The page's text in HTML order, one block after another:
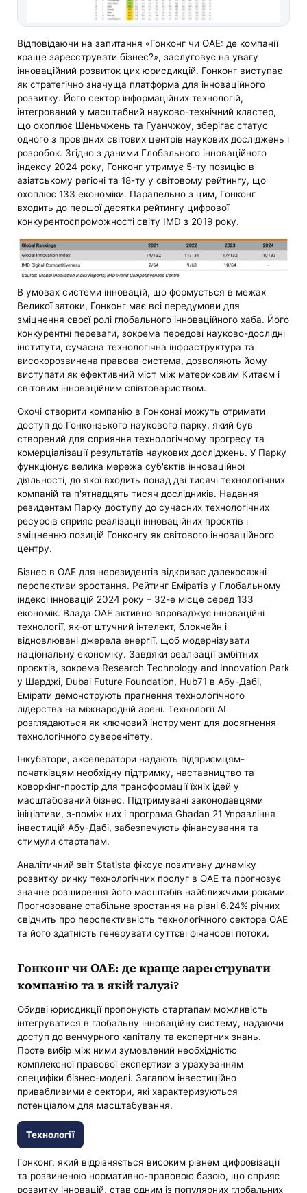
Відповідаючи на запитання «Гонконг чи ОАЕ: де компанії
краще зареєструвати бізнес?», заслуговує на увагу
інноваційний розвиток цих юрисдикцій. Гонконг виступає
як стратегічно значуща платформа для інноваційного
розвитку. Його сектор інформаційних технологій,
інтегрований у масштабний науково-технічний кластер,
що охоплює Шеньчжень та Гуанчжоу, зберігає статус
одного з провідних світових центрів наукових досліджень і
розробок. Згідно з даними Глобального інноваційного
індексу 2024 року, Гонконг утримує 5-ту позицію в
азіатському регіоні та 18-ту у світовому рейтингу, що
охоплює 133 економіки. Паралельно з цим, Гонконг
входить до першої десятки рейтингу цифрової
конкурентоспроможності світу IMD з 2019 року.
В умовах системи інновацій, що формується в межах
Великої затоки, Гонконг має всі передумови для
зміцнення своєї ролі глобального інноваційного хаба. Його
конкурентні переваги, зокрема передові науково-дослідні
інститути, сучасна технологічна інфраструктура та
високорозвинена правова система, дозволяють йому
виступати як ефективний міст між материковим Китаєм і
світовим інноваційним співтовариством.
Охочі створити компанію в Гонконзі можуть отримати
доступ до Гонконзького наукового парку, який був
створений для сприяння технологічному прогресу та
комерціалізації результатів наукових досліджень. У Парку
функціонує велика мережа суб'єктів інноваційної
діяльності, до якої входить понад дві тисячі технологічних
компаній та п'ятнадцять тисяч дослідників. Надання
резидентам Парку доступу до сучасних технологічних
ресурсів сприяє реалізації інноваційних проєктів і
зміцненню позицій Гонконгу як світового інноваційного
центру.
Бізнес в ОАЕ для нерезидентів відкриває далекосяжні
перспективи зростання. Рейтинг Еміратів у Глобальному
індексі інновацій 2024 року – 32-е місце серед 133
економік. Влада ОАЕ активно впроваджує інноваційні
технології, як-от штучний інтелект, блокчейн і
відновлювані джерела енергії, щоб модернізувати
національну економіку. Завдяки реалізації амбітних
проєктів, зокрема Research Technology and Innovation Park
у Шарджі, Dubai Future Foundation, Hub71 в Абу-Дабі,
Емірати демонструють прагнення технологічного
лідерства на міжнародній арені. Технології AI
розглядаються як ключовий інструмент для досягнення
технологічного суверенітету.
Інкубатори, акселератори надають підприємцям-
початківцям необхідну підтримку, наставництво та
коворкінг-простір для трансформації їхніх ідей у ​​
масштабований бізнес. Підтримувані законодавцями
ініціативи, з-поміж них і програма Ghadan 21 Управління
інвестицій Абу-Дабі, забезпечують фінансування та
стимули стартапам.
Аналітичний звіт Statista фіксує позитивну динаміку
розвитку ринку технологічних послуг в ОАЕ та прогнозує
значне розширення його масштабів найближчими роками.
Прогнозоване стабільне зростання на рівні 6.24% річних
свідчить про перспективність технологічного сектора ОАЕ
та його здатність генерувати суттєві фінансові потоки.
Гонконг чи ОАЕ: де краще зареєструвати
компанію та в якій галузі?
Обидві юрисдикції пропонують стартапам можливість
інтегруватися в глобальну інноваційну систему, надаючи
доступ до венчурного капіталу та експертних знань.
Проте вибір між ними зумовлений необхідністю
комплексної правової експертизи з урахуванням
специфіки бізнес-моделі. Загалом інвестиційно
привабливими є сектори, які характеризуються
потенціалом для масштабування.
Технології
Гонконг, який відрізняється високим рівнем цифровізації
та розвиненою нормативно-правовою базою, що сприяє
розвитку інновацій, став одним із популярних глобальних